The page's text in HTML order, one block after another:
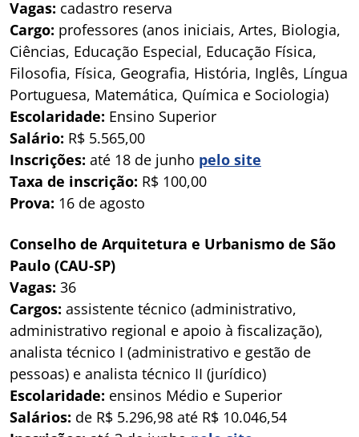
Vagas: cadastro reserva
Cargo: professores (anos iniciais, Artes, Biologia,
Ciências, Educação Especial, Educação Física,
Filosofia, Física, Geografia, História, Inglês, Língua
Portuguesa, Matemática, Química e Sociologia)
Escolaridade: Ensino Superior
Salário: R$ 5.565,00
Inscrições: até 18 de junho pelo site
Taxa de inscrição: R$ 100,00
Prova: 16 de agosto
Conselho de Arquitetura e Urbanismo de São
Paulo (CAU-SP)
Vagas: 36
Cargos: assistente técnico (administrativo,
administrativo regional e apoio à fiscalização),
analista técnico I (administrativo e gestão de
pessoas) e analista técnico II (jurídico)
Escolaridade: ensinos Médio e Superior
Salários: de R$ 5.296,98 até R$ 10.046,54